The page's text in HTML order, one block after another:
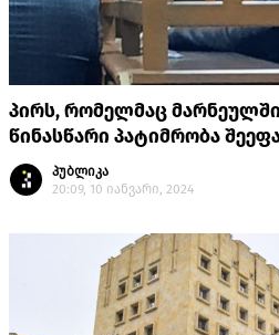
პირს, რომელმაც
წინასწარი პატიმრობა
პუბლიკა
20:09, 10 იანვარი, 2024